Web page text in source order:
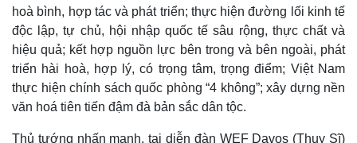
Sức khỏe
Đời sống
hoà bình, hợp tác và phát triển; thực hiện đường lối kinh tế
độc lập, tự chủ, hội nhập quốc tế sâu rộng, thực chất và
hiệu quả; kết hợp nguồn lực bên trong và bên ngoài, phát
triển hài hoà, hợp lý, có trọng tâm, trọng điểm; Việt Nam
thực hiện chính sách quốc phòng “4 không”; xây dựng nền
văn hoá tiên tiến đậm đà bản sắc dân tộc.
Thủ tướng nhấn mạnh, tại diễn đàn WEF Davos (Thuỵ Sĩ)